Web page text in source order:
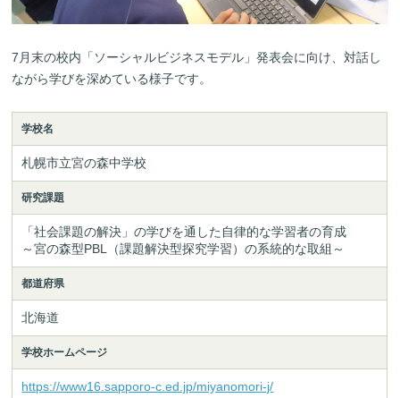
7月末の校内「ソーシャルビジネスモデル」発表会に向け、対話し
ながら学びを深めている様子です。
学校名
札幌市立宮の森中学校
研究課題
「社会課題の解決」の学びを通した自律的な学習者の育成
～宮の森型PBL（課題解決型探究学習）の系統的な取組～
都道府県
北海道
学校ホームページ
https://www16.sapporo-c.ed.jp/miyanomori-j/